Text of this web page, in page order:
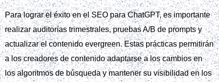
Para lograr el éxito en el SEO para ChatGPT, es importante
realizar auditorías trimestrales, pruebas A/B de prompts y
actualizar el contenido evergreen. Estas prácticas permitirán
a los creadores de contenido adaptarse a los cambios en
los algoritmos de búsqueda y mantener su visibilidad en los